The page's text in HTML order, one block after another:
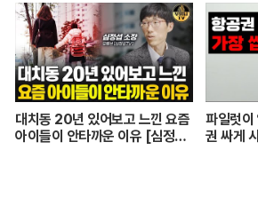
운 동물싸움
대치동 20년 있어보고 느낀 요즘
아이들이 안타까운 이유 [심정섭
파일럿이
권 싸게